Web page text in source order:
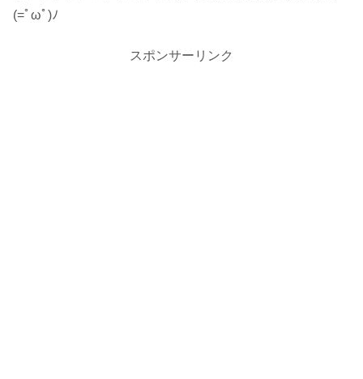
(=ﾟωﾟ)ﾉ
スポンサーリンク